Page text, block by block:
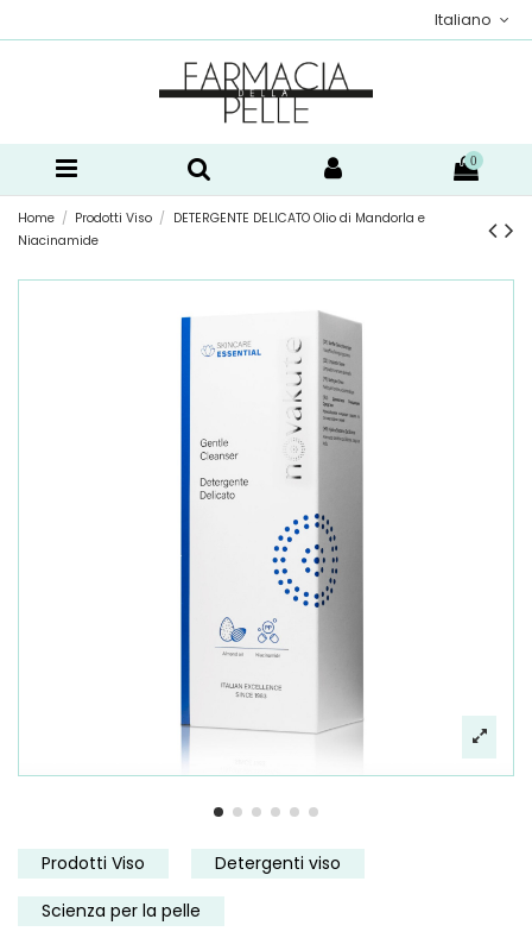
Italiano
0
Home Prodotti Viso
DETERGENTE DELICATO Olio di Mandorla e
Niacinamide
Prodotti Viso
Detergenti viso
Scienza per la pelle